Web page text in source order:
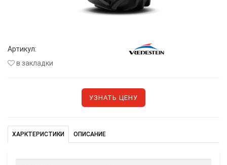
Артикул:
в закладки
УЗНАТЬ ЦЕНУ
ХАРКТЕРИСТИКИ ОПИСАНИЕ